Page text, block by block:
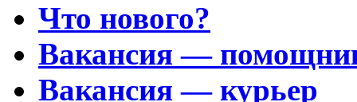
Что нового?
Вакансия —
Вакансия — курьер